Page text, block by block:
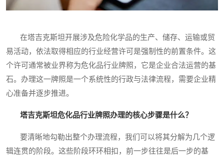
在塔吉克斯坦开展涉及危险化学品的生产、储存、运输或贸
易活动，依法取得相应的行业经营许可是强制性的前置条件。这
个许可通常被业界称为危化品行业牌照，它是企业合法运营的基
石。办理这一牌照是一个系统性的行政与法律流程，需要企业精
心准备并逐步推进。
塔吉克斯坦危化品行业牌照办理的核心步骤是什么？
要清晰地勾勒出整个办理流程，我们可以将其分解为几个逻
辑连贯的阶段。这些阶段环环相扣，前一步往往是后一步的基